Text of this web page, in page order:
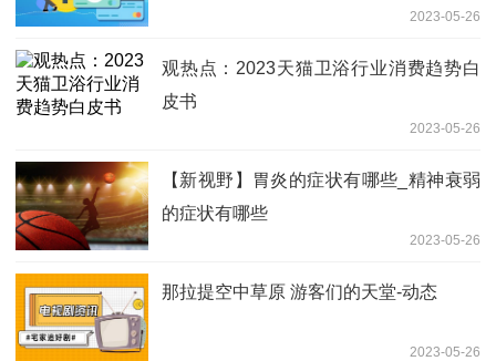
2023-05-26
观热点：2023天猫卫浴行业消费趋势白
皮书
2023-05-26
【新视野】胃炎的症状有哪些_精神衰弱
的症状有哪些
2023-05-26
那拉提空中草原 游客们的天堂-动态
2023-05-26